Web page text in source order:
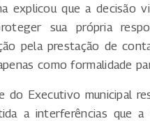
explicou que a decisão
sua própria
pela prestação de
como formalidade
do Executivo municipal
a interferências que